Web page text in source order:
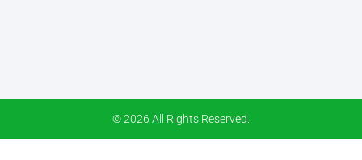
© 2026 All Rights Reserved.